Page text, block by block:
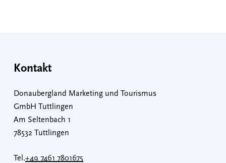
Kontakt
Donaubergland Marketing und Tourismus
GmbH Tuttlingen
Am Seltenbach 1
78532 Tuttlingen
Tel.+49 7461 7801675